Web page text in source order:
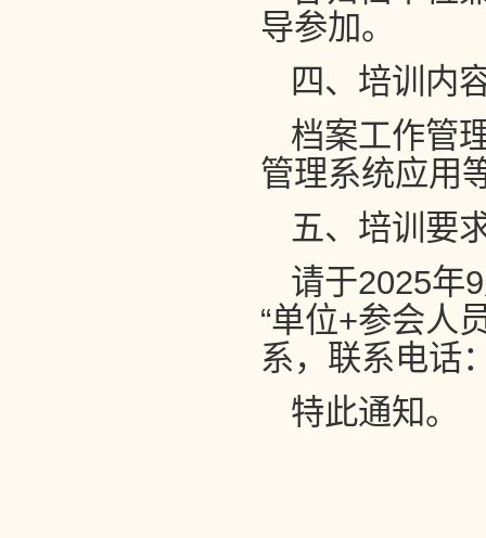
导参加。
四、培训内
档案工作管
管理系统应用
五、培训要
请于2025年
“单位+参会人
系，联系电话
特此通知。